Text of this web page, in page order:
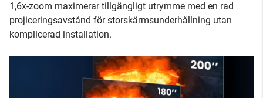
1,6x-zoom maximerar tillgängligt utrymme med en rad
projiceringsavstånd för storskärmsunderhållning utan
komplicerad installation.